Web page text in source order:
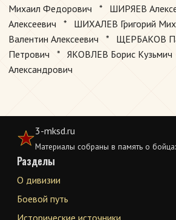
Михаил Федорович * ШИРЯЕВ
Алексеевич * ШИХАЛЕВ Григорий
Валентин Алексеевич * ЩЕРБАКОВ
Петрович * ЯКОВЛЕВ Борис
Александрович
3-mksd.ru
Материалы собраны в память о
Разделы
О дивизии
Боевой путь
Исторические источники